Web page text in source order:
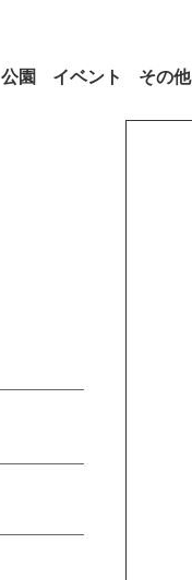
公園 イベント その他